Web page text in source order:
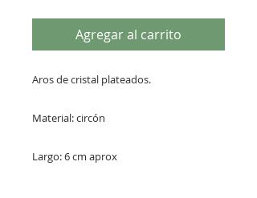
Agregar al carrito
Aros de cristal plateados.
Material: circón
Largo: 6 cm aprox